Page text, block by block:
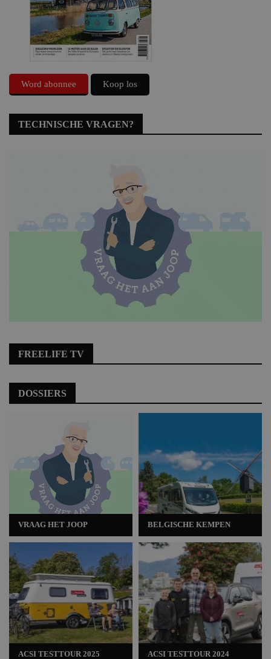
Word abonnee Koop los
TECHNISCHE VRAGEN?
FREELIFE TV
DOSSIERS
VRAAG HET JOOP
ACSI TESTTOUR 2025
BELGISCHE KEMPEN
ACSI TESTTOUR 2024